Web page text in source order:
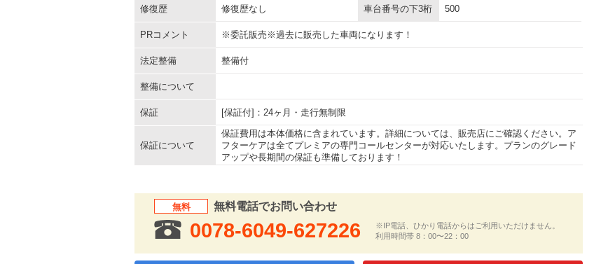
修復歴 修復歴なし 車台番号の下3桁 500
PRコメント ※委託販売※過去に販売した車両になります！
法定整備 整備付
整備について
保証 [保証付]：24ヶ月・走行無制限
保証について
保証費用は本体価格に含まれています。詳細については、販売店にご確認ください。ア
フターケアは全てプレミアの専門コールセンターが対応いたします。プランのグレード
アップや長期間の保証も準備しております！
無料 無料電話でお問い合わせ
0078-6049-627226
※IP電話、ひかり電話からはご利用いただけません。
利用時間帯 8：00〜22：00